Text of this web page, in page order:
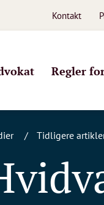
Kontakt
Regler
Tidligere